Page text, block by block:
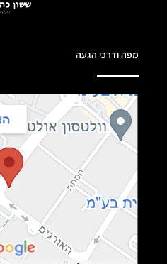
מפה ודרכי הגעה